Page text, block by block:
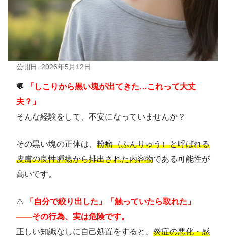
公開日: 2026年5月12日
💬
「しこりから黒い塊が出てきた…これって大丈
夫？」
そんな経験をして、不安になっていませんか？
その黒い塊の正体は、 粉瘤（ふんりゅう）と呼ばれる
皮膚の良性腫瘍から排出された内容物である可能性が
高いです。
⚠️
「自分で絞り出した」「触っていたら取れた」
——その行為、実は危険です。
正しい知識なしに自己処置をすると、 炎症の悪化・感